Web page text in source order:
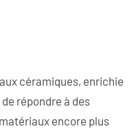
céramiques, enrichie
répondre à des
encore plus